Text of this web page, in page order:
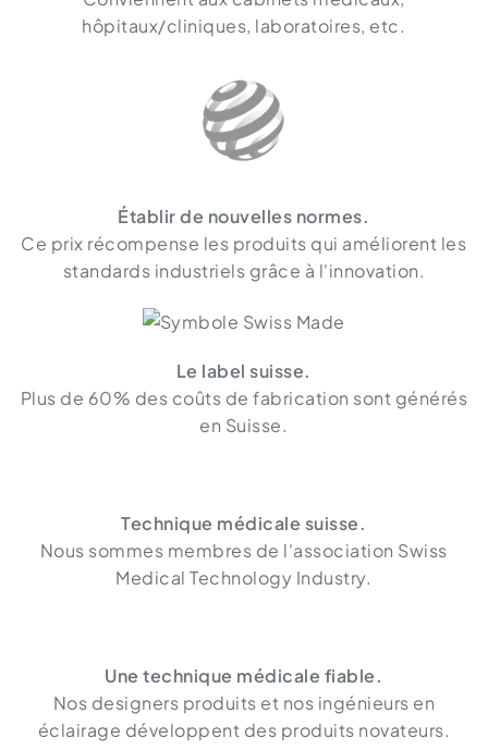
hôpitaux/cliniques, laboratoires, etc.
Établir de nouvelles normes.
Ce prix récompense les produits qui améliorent les
standards industriels grâce à l'innovation.
Le label suisse.
Plus de 60% des coûts de fabrication sont générés
en Suisse.
Technique médicale suisse.
Nous sommes membres de l'association Swiss
Medical Technology Industry.
Une technique médicale fiable.
Nos designers produits et nos ingénieurs en
éclairage développent des produits novateurs.